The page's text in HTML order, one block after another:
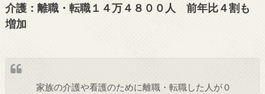
介護：離職・転職１４万４８００人 前年比４割も
増加
家族の介護や看護のために離職・転職した人が０